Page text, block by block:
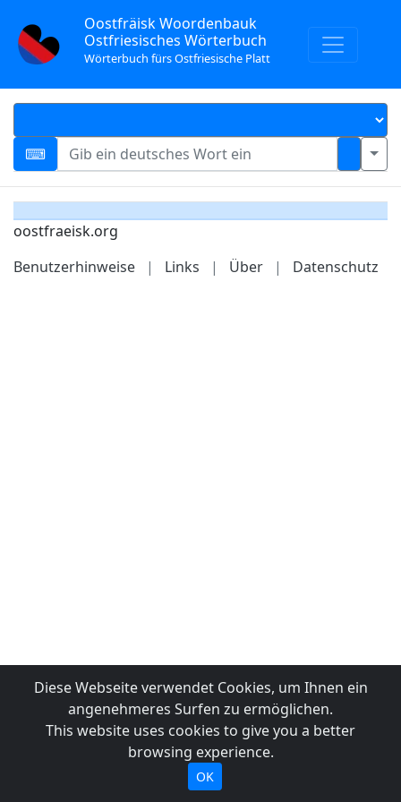
Oostfräisk Woordenbauk
Ostfriesisches Wörterbuch
Wörterbuch fürs Ostfriesische Platt
oostfraeisk.org
Benutzerhinweise
| Links | Über | Datenschutz
Diese Webseite verwendet Cookies, um Ihnen ein
angenehmeres Surfen zu ermöglichen.
This website uses cookies to give you a better
browsing experience.
OK